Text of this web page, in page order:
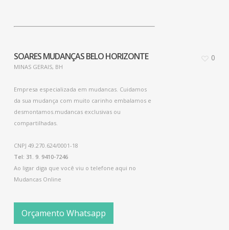
SOARES MUDANÇAS BELO HORIZONTE
MINAS GERAIS, BH
Empresa especializada em mudancas. Cuidamos
da sua mudança com muito carinho embalamos e
desmontamos.mudancas exclusivas ou
compartilhadas.
CNPJ 49.270.624/0001-18
Tel: 31. 9. 9410-7246
Ao ligar diga que você viu o telefone aqui no
Mudancas Online
Orçamento Whatsapp
0